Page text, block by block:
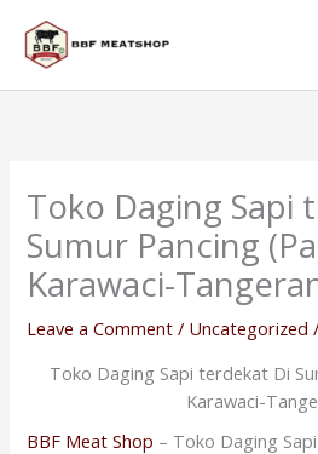
content
Toko Daging Sapi
Sumur Pancing
Karawaci-
Leave a Comment / Uncategorized
Toko Daging Sapi terdekat Di
Karawaci-
BBF Meat Shop – Toko Daging